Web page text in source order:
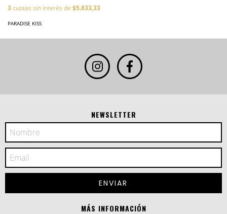
3cuotas sin interés de $5.833,33
PARADISE KISS
NEWSLETTER
MÁS INFORMACIÓN